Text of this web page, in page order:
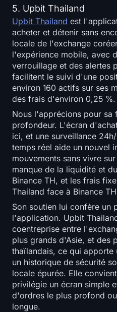
5. Upbit Thailand
Upbit Thailand est
acheter et détenir sans
locale de l'exchange
l'expérience mobile, avec
verrouillage et des alertes
facilitent le suivi d'une
environ 160 actifs sur ses
des frais d'environ 0,25 %.
Nous l'apprécions pour sa
profondeur. L'écran
ici, et une surveillance
temps réel aide un nouvel
mouvements sans vivre
manque de la liquidité et
Binance TH, et les frais
Thailand face à Binance
Son soutien lui confère un
l'application. Upbit
coentreprise entre
plus grands d'Asie, et des
thaïlandais, ce qui apporte
un historique de sécurité
locale épurée. Elle
privilégie un écran simple
d'ordres le plus profond
longue.